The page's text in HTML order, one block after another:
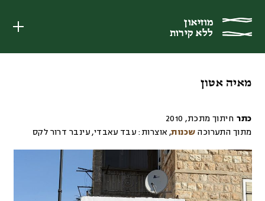
מוזיאון
ללא קירות
מוזיאון
ללא קירות
מאיה אטון
כתר חיתוך מתכת,
2010
מתוך התערוכה שכנות, אוצרות: עבד עאבדי, עינבר דרור לקס